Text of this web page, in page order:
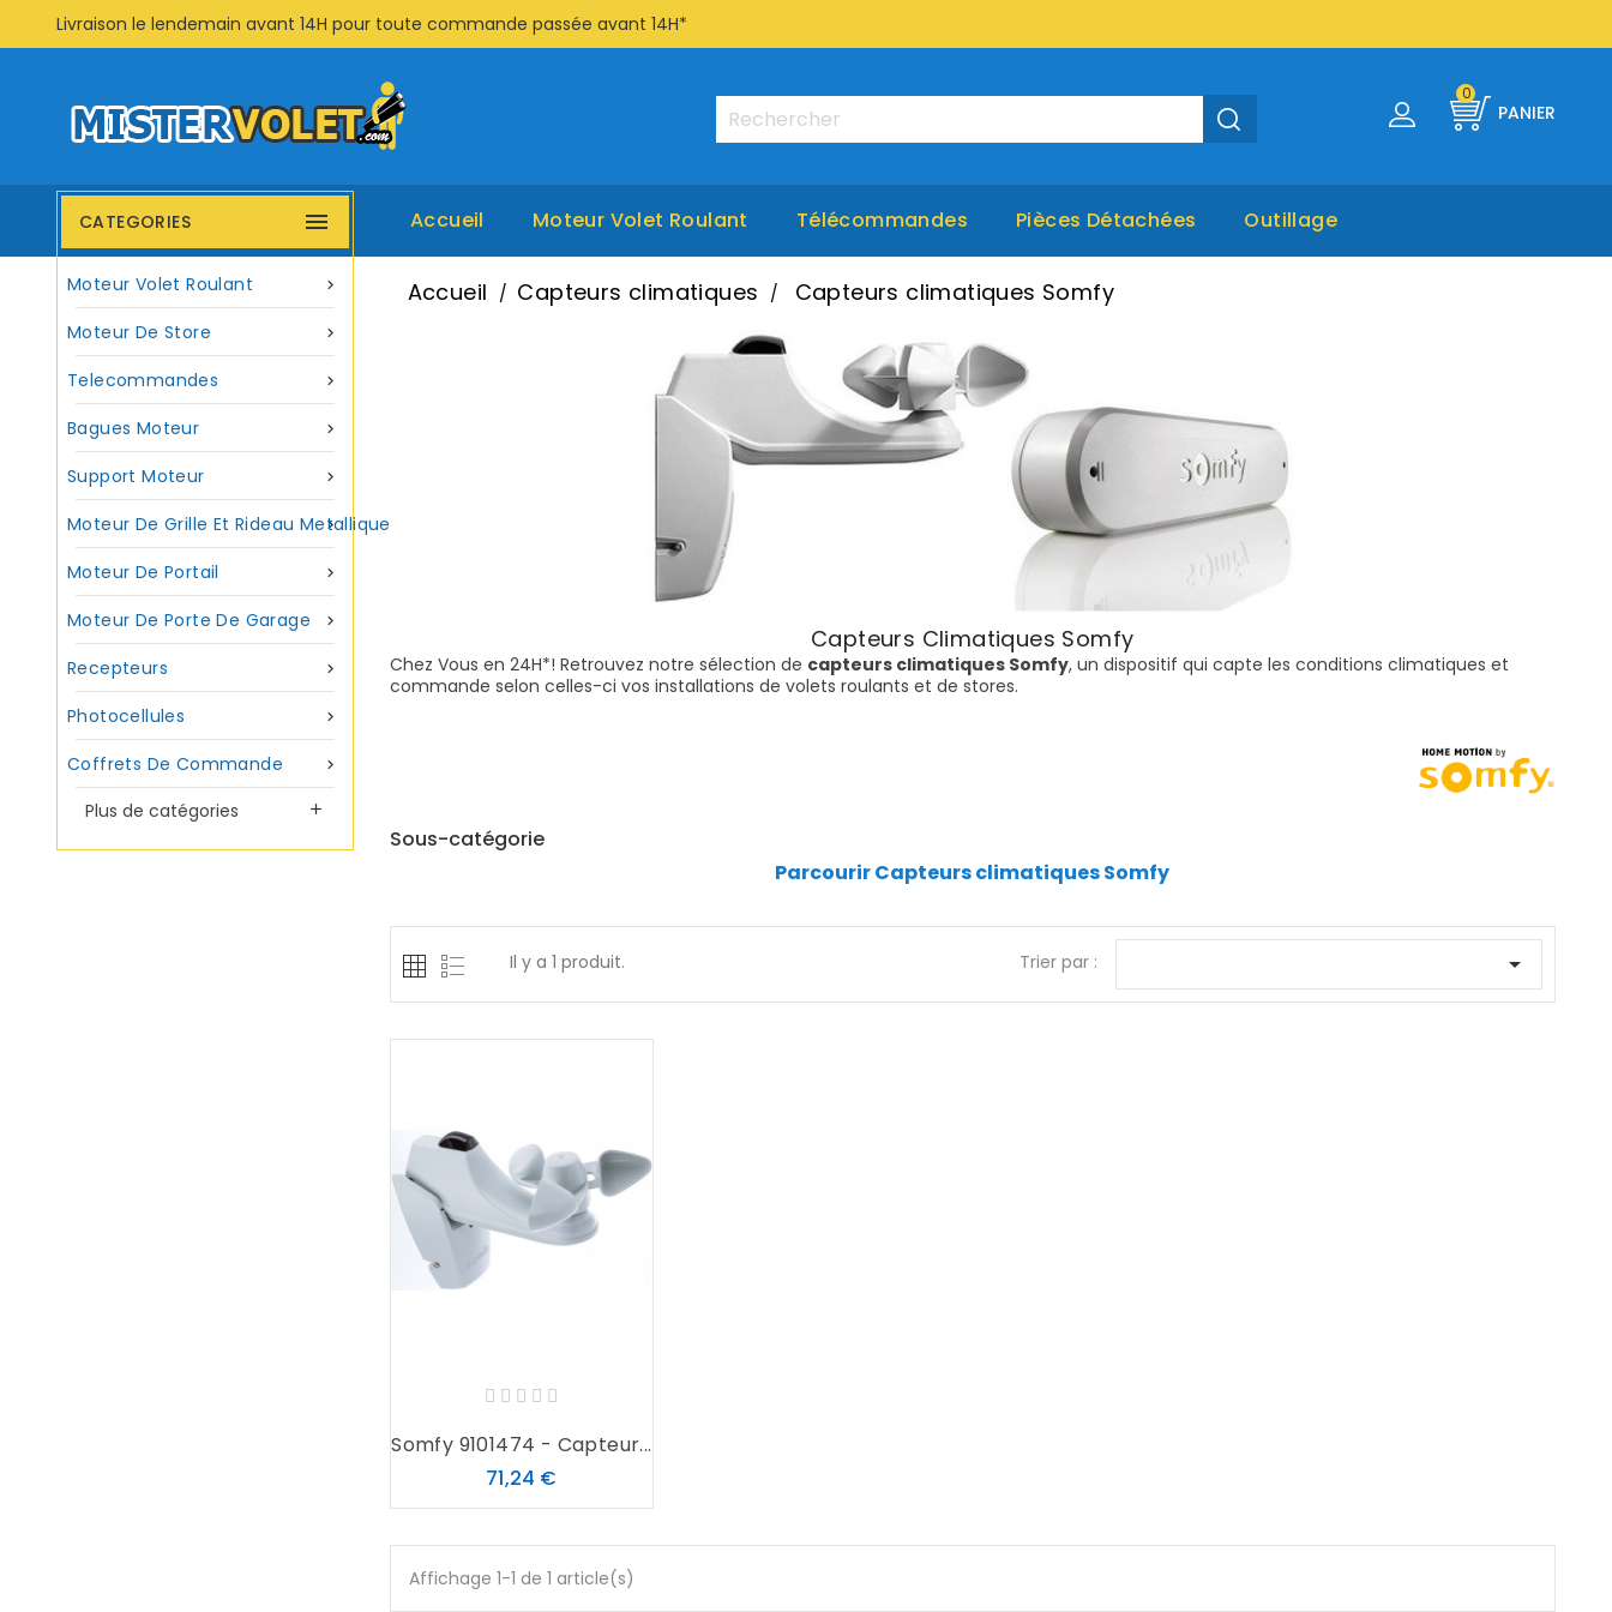
Livraison le lendemain avant 14H pour toute commande passée avant 14H*
PANIER
0
Accueil Moteur Volet Roulant Télécommandes Pièces Détachées Outillage
CATEGORIES 

Moteur Volet Roulant

Moteur De Store

Telecommandes

Bagues Moteur

Support Moteur

Moteur De Grille Et Rideau Metallique

Moteur De Portail

Moteur De Porte De Garage

Recepteurs

Photocellules

Coffrets De Commande
Plus de catégories

Accueil Capteurs climatiques Capteurs climatiques Somfy
Capteurs Climatiques Somfy
Chez Vous en 24H*! Retrouvez notre sélection de capteurs climatiques Somfy, un dispositif qui capte les conditions climatiques et
commande selon celles-ci vos installations de volets roulants et de stores.
Sous-catégorie
Parcourir Capteurs climatiques Somfy
Il y a 1 produit. Trier par : 
Somfy 9101474 - Capteur...
71,24 €
Affichage 1-1 de 1 article(s)